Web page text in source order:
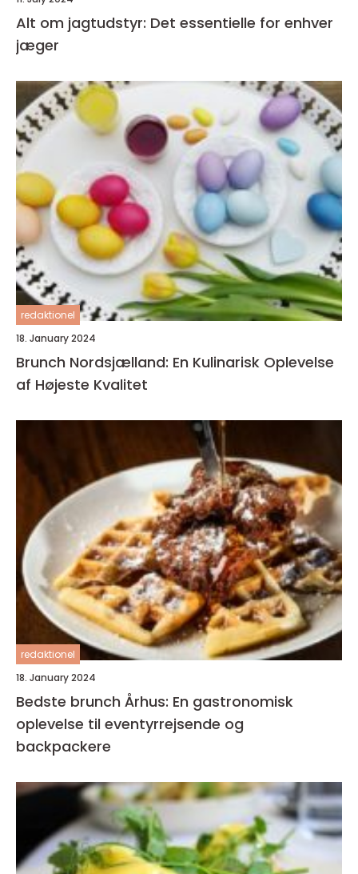
Alt om jagtudstyr: Det essentielle for enhver
jæger
redaktionel
18. January 2024
Brunch Nordsjælland: En Kulinarisk Oplevelse
af Højeste Kvalitet
redaktionel
18. January 2024
Bedste brunch Århus: En gastronomisk
oplevelse til eventyrrejsende og
backpackere